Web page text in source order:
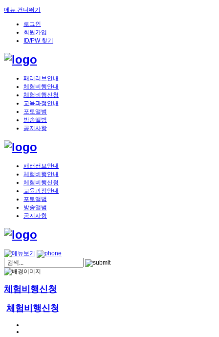
메뉴 건너뛰기
로그인
회원가입
ID/PW 찾기
패러러브안내
체험비행안내
체험비행신청
교육과정안내
포토앨범
방송앨범
공지사항
패러러브안내
체험비행안내
체험비행신청
교육과정안내
포토앨범
방송앨범
공지사항
체험비행신청
체험비행신청